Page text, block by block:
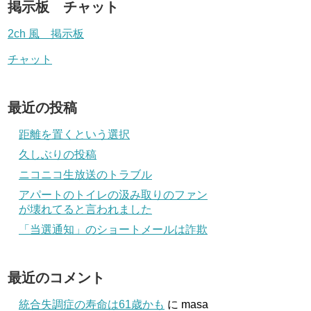
掲示板 チャット
2ch 風 掲示板
チャット
最近の投稿
距離を置くという選択
久しぶりの投稿
ニコニコ生放送のトラブル
アパートのトイレの汲み取りのファン
が壊れてると言われました
「当選通知」のショートメールは詐欺
最近のコメント
統合失調症の寿命は61歳かも に masa